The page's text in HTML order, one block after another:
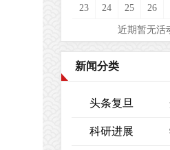
23 24 25 26
近期暂无活
新闻分类
头条复旦
科研进展